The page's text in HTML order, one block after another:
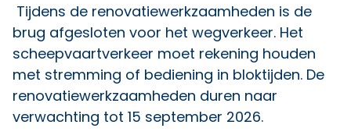
Tijdens de renovatiewerkzaamheden is de
brug afgesloten voor het wegverkeer. Het
scheepvaartverkeer moet rekening houden
met stremming of bediening in bloktijden. De
renovatiewerkzaamheden duren naar
verwachting tot 15 september 2026.